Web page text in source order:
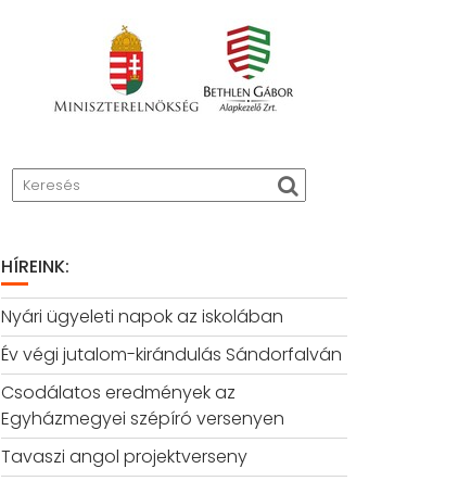
HÍREINK:
Nyári ügyeleti napok az iskolában
Év végi jutalom-kirándulás Sándorfalván
Csodálatos eredmények az
Egyházmegyei szépíró versenyen
Tavaszi angol projektverseny